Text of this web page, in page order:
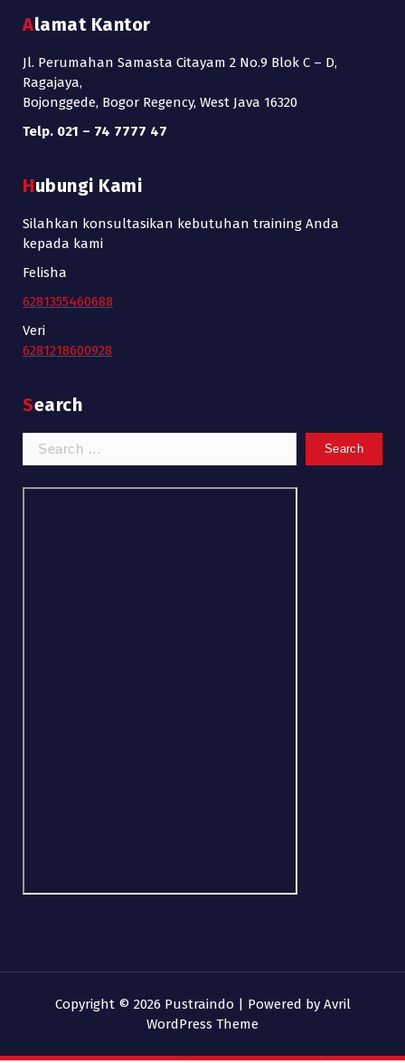
Alamat Kantor
Jl. Perumahan Samasta Citayam 2 No.9 Blok C – D,
Ragajaya,
Bojonggede, Bogor Regency, West Java 16320
Telp. 021 – 74 7777 47
Hubungi Kami
Silahkan konsultasikan kebutuhan training Anda
kepada kami
Felisha
6281355460688
Veri
6281218600928
Search
Search
for:
Copyright © 2026 Pustraindo | Powered by Avril
WordPress Theme